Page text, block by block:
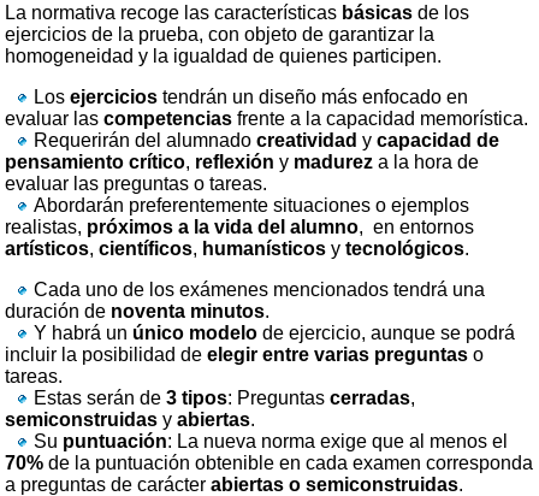
La normativa recoge las características básicasde los
ejercicios de la prueba, con objeto de garantizar la
homogeneidad y la igualdad de quienes participen.
Losejerciciostendrán un diseño más enfocado en
evaluar lascompetenciasfrente a la capacidad memorística.
Requerirán del alumnadocreatividadycapacidad de
pensamiento crítico, reflexióny madureza la hora de
evaluar las preguntas o tareas.
Abordarán preferentemente situaciones o ejemplos
realistas, próximos a la vida del alumno, en entornos
artísticos,científicos, humanísticosytecnológicos.
Cada uno de los exámenes mencionados tendrá una
duración de noventa minutos.
Y habrá un único modelo de ejercicio, aunque se podrá
incluir la posibilidad deelegir entre varias preguntas o
tareas.
Estas serán de3 tipos: Preguntascerradas,
semiconstruidasyabiertas.
Su puntuación: La nueva norma exige que al menos el
70% de la puntuación obtenible en cada examen corresponda
a preguntas de carácterabiertas o semiconstruidas.